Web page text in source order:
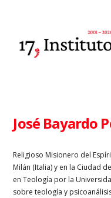
José Bayardo
Religioso Misionero del
Milán (Italia) y en la Ciudad
en Teología por la
sobre teología y